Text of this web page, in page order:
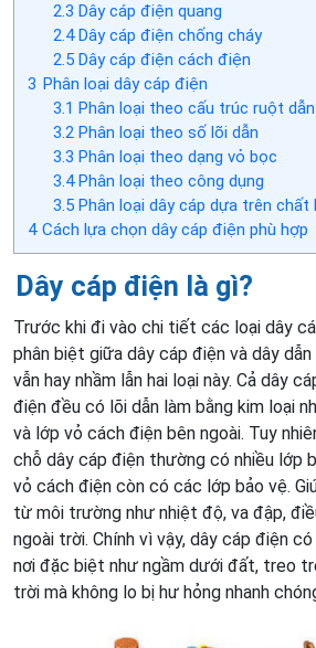
2.3 Dây cáp điện quang
2.4Dây cáp điện chống cháy
2.5Dây cáp điện cách điện
3 Phân loại dây cáp điện
3.1 Phân loại theo cấu trúc ruột dẫn
3.2Phân loại theo số lõi dẫn
3.3 Phân loại theo dạng vỏ bọc
3.4Phân loại theo công dụng
3.5Phân loại dây cáp dựa trên chất
4 Cách lựa chọn dây cáp điện phù hợp
Dây cáp điện là gì?
Trước khi đi vào chi tiết các loại dây
phân biệt giữa dây cáp điện và dây
vẫn hay nhầm lẫn hai loại này. Cả dây
điện đều có lõi dẫn làm bằng kim loại
và lớp vỏ cách điện bên ngoài. Tuy
chỗ dây cáp điện thường có nhiều lớp
vỏ cách điện còn có các lớp bảo vệ.
từ môi trường như nhiệt độ, va đập,
ngoài trời. Chính vì vậy, dây cáp điện
nơi đặc biệt như ngầm dưới đất, treo
trời mà không lo bị hư hỏng nhanh